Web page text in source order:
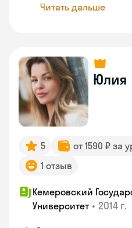
Читать дальше
Юлия
5 от 1590 ₽ за
1 отзыв
Кемеровский
Университет • 2014 г.